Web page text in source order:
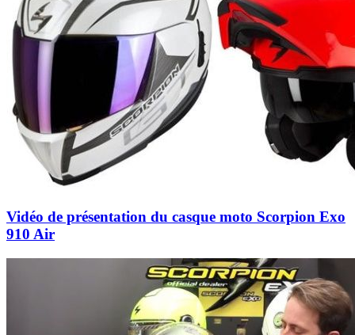
Vidéo de présentation du casque moto Scorpion Exo
910 Air